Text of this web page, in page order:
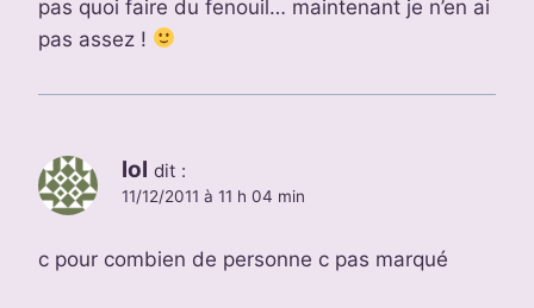
pas quoi faire du fenouil… maintenant je n’en ai
pas assez !
lol dit :
11/12/2011 à 11 h 04 min
c pour combien de personne c pas marqué